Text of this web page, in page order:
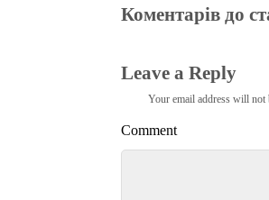
Коментарів до
Leave a Reply
Your email address will not
Comment